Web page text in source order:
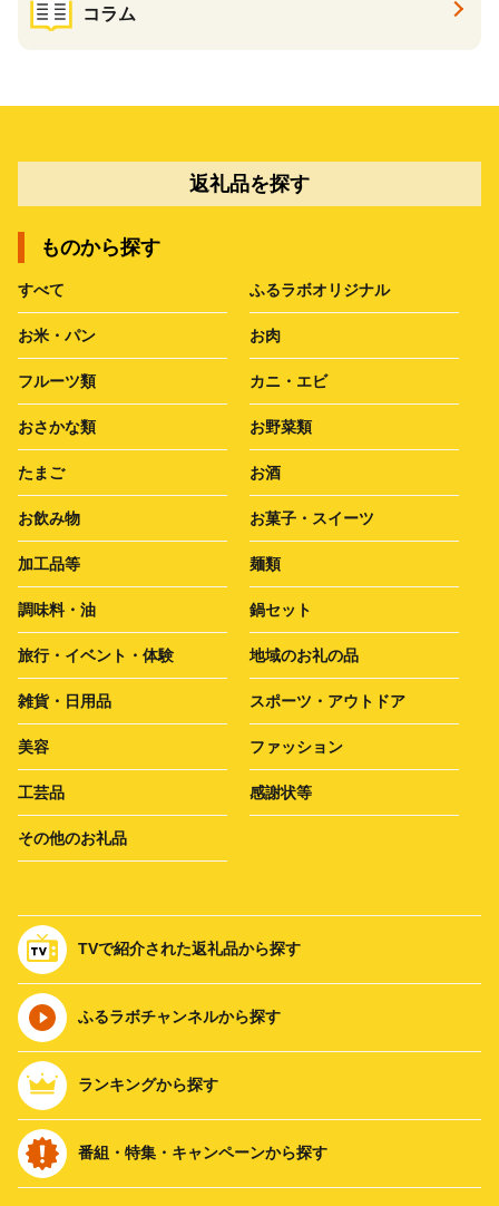
コラム
返礼品を探す
ものから探す
すべて ふるラボオリジナル
お米・パン お肉
フルーツ類 カニ・エビ
おさかな類 お野菜類
たまご お酒
お飲み物 お菓子・スイーツ
加工品等 麺類
調味料・油 鍋セット
旅行・イベント・体験 地域のお礼の品
雑貨・日用品 スポーツ・アウトドア
美容 ファッション
工芸品 感謝状等
その他のお礼品
TVで紹介された返礼品から探す
ふるラボチャンネルから探す
ランキングから探す
番組・特集・キャンペーンから探す